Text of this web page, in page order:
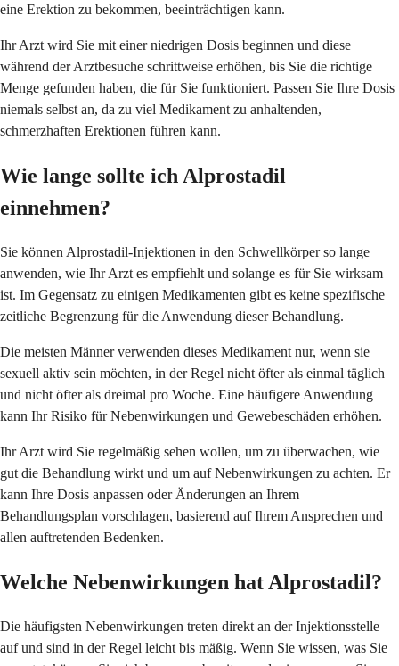
eine Erektion zu bekommen, beeinträchtigen kann.
Ihr Arzt wird Sie mit einer niedrigen Dosis beginnen und diese
während der Arztbesuche schrittweise erhöhen, bis Sie die richtige
Menge gefunden haben, die für Sie funktioniert. Passen Sie Ihre Dosis
niemals selbst an, da zu viel Medikament zu anhaltenden,
schmerzhaften Erektionen führen kann.
Wie lange sollte ich Alprostadil
einnehmen?
Sie können Alprostadil-Injektionen in den Schwellkörper so lange
anwenden, wie Ihr Arzt es empfiehlt und solange es für Sie wirksam
ist. Im Gegensatz zu einigen Medikamenten gibt es keine spezifische
zeitliche Begrenzung für die Anwendung dieser Behandlung.
Die meisten Männer verwenden dieses Medikament nur, wenn sie
sexuell aktiv sein möchten, in der Regel nicht öfter als einmal täglich
und nicht öfter als dreimal pro Woche. Eine häufigere Anwendung
kann Ihr Risiko für Nebenwirkungen und Gewebeschäden erhöhen.
Ihr Arzt wird Sie regelmäßig sehen wollen, um zu überwachen, wie
gut die Behandlung wirkt und um auf Nebenwirkungen zu achten. Er
kann Ihre Dosis anpassen oder Änderungen an Ihrem
Behandlungsplan vorschlagen, basierend auf Ihrem Ansprechen und
allen auftretenden Bedenken.
Welche Nebenwirkungen hat Alprostadil?
Die häufigsten Nebenwirkungen treten direkt an der Injektionsstelle
auf und sind in der Regel leicht bis mäßig. Wenn Sie wissen, was Sie